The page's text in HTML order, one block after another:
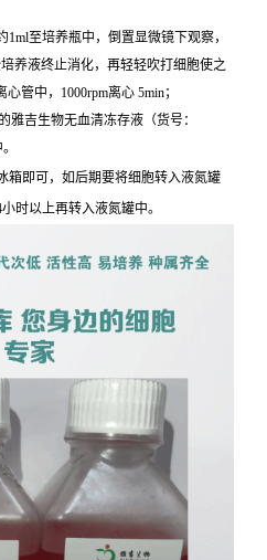
1ml至培养瓶中，倒置显微镜下观察，
养液终止消化，再轻轻吹打细胞使之
管中，1000rpm离心 5min；
雅吉生物无血清冻存液（货号：
箱即可，如后期要将细胞转入液氮罐
时以上再转入液氮罐中。